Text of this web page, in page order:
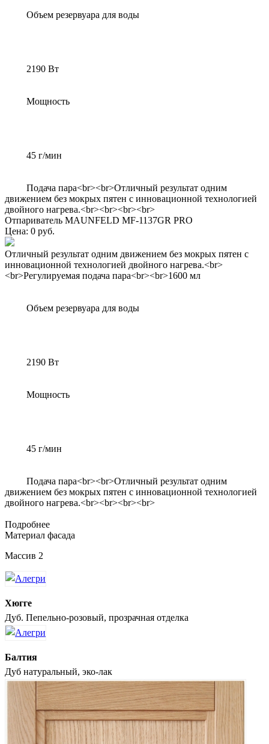
Объем резервуара для воды
2190 Вт
Мощность
45 г/мин
Подача пара<br><br>Отличный результат одним
движением без мокрых пятен с инновационной технологией
двойного нагрева.<br><br><br><br>
Отпариватель MAUNFELD MF-1137GR PRO
Цена: 0 руб.
Отличный результат одним движением без мокрых пятен с
инновационной технологией двойного нагрева.<br>
<br>Регулируемая подача пара<br><br>1600 мл
Объем резервуара для воды
2190 Вт
Мощность
45 г/мин
Подача пара<br><br>Отличный результат одним
движением без мокрых пятен с инновационной технологией
двойного нагрева.<br><br><br><br>
Подробнее
Материал фасада
Массив 2
Хюгге
Дуб. Пепельно-розовый, прозрачная отделка
Балтия
Дуб натуральный, эко-лак